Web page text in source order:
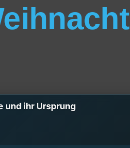
und ihr Ursprung